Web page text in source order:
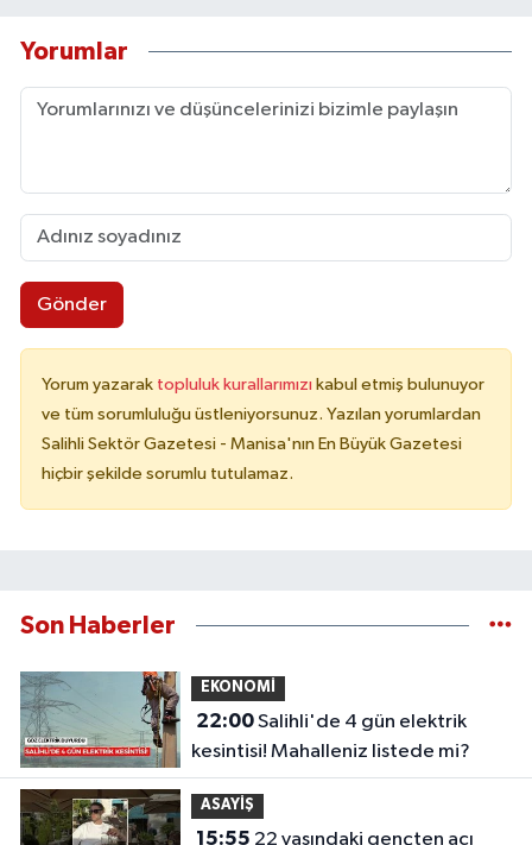
Yorumlar
Gönder
Yorum yazarak topluluk kurallarımızı kabul etmiş bulunuyor
ve tüm sorumluluğu üstleniyorsunuz. Yazılan yorumlardan
Salihli Sektör Gazetesi - Manisa'nın En Büyük Gazetesi
hiçbir şekilde sorumlu tutulamaz.
Son Haberler
EKONOMİ
22:00Salihli'de 4 gün elektrik
kesintisi! Mahalleniz listede mi?
ASAYİŞ
15:55